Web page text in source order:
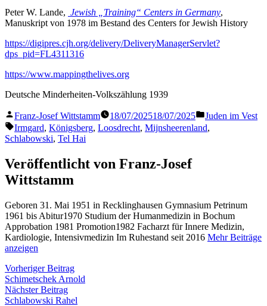
Peter W. Lande, Jewish „Training“ Centers in Germany,
Manuskript von 1978 im Bestand des Centers for Jewish History
https://digipres.cjh.org/delivery/DeliveryManagerServlet?
dps_pid=FL4311316
https://www.mappingthelives.org
Deutsche Minderheiten-Volkszählung 1939
Veröffentlicht
von
Franz-Josef Wittstamm 18/07/202518/07/2025
Veröffentlicht
in
Juden im Vest
Schlagwörter:
Irmgard, Königsberg, Loosdrecht, Mijnsheerenland,
Schlabowski, Tel Hai
Veröffentlicht von Franz-Josef
Wittstamm
Geboren 31. Mai 1951 in Recklinghausen Gymnasium Petrinum
1961 bis Abitur1970 Studium der Humanmedizin in Bochum
Approbation 1981 Promotion1982 Facharzt für Innere Medizin,
Kardiologie, Intensivmedizin Im Ruhestand seit 2016 Mehr Beiträge
anzeigen
Beitragsnavigation
Vorheriger BeitragVorheriger
Beitrag:
Schimetschek Arnold
Nächster BeitragNächster
Beitrag:
Schlabowski Rahel